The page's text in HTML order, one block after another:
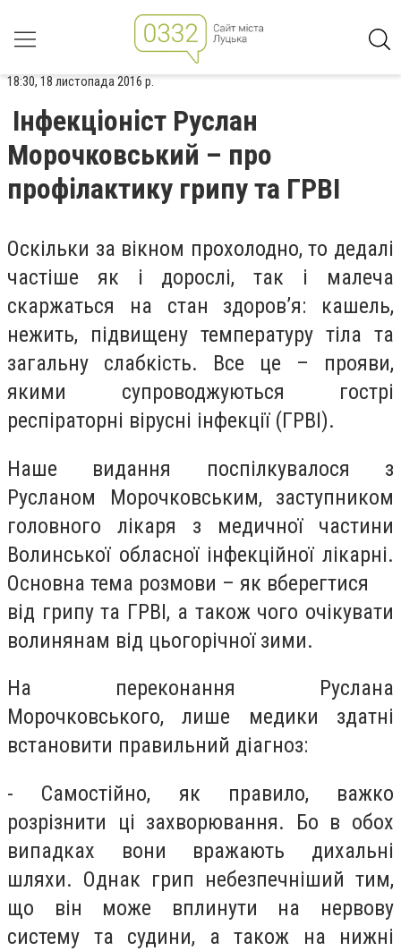
18:30, 18 листопада 2016 р.
Інфекціоніст Руслан
Морочковський – про
профілактику грипу та ГРВІ
Оскільки за вікном прохолодно, то дедалі
частіше як і дорослі, так і малеча
скаржаться на стан здоров’я: кашель,
нежить, підвищену температуру тіла та
загальну слабкість. Все це – прояви,
якими супроводжуються гострі
респіраторні вірусні інфекції (ГРВІ).
Наше видання поспілкувалося з
Русланом Морочковським, заступником
головного лікаря з медичної частини
Волинської обласної інфекційної лікарні.
Основна тема розмови – як вберегтися
від грипу та ГРВІ, а також чого очікувати
волинянам від цьогорічної зими.
На переконання Руслана
Морочковського, лише медики здатні
встановити правильний діагноз:
- Самостійно, як правило, важко
розрізнити ці захворювання. Бо в обох
випадках вони вражають дихальні
шляхи. Однак грип небезпечніший тим,
що він може вплинути на нервову
систему та судини, а також на нижні